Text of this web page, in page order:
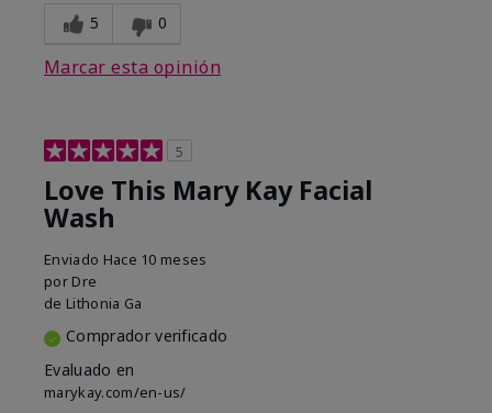
5 0
Marcar esta opinión
5
Love This Mary Kay Facial
Wash
Enviado Hace 10 meses
por Dre
de Lithonia Ga
Comprador verificado
Evaluado en
marykay.com/en-us/